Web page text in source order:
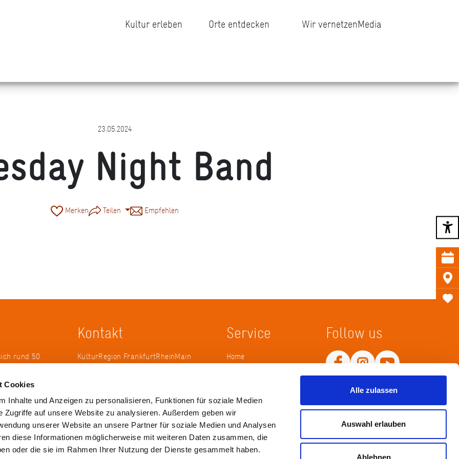
Cookies
Inhalte und Anzeigen zu personalisieren, Funktionen für soziale Medien
Zugriffe auf unsere Website zu analysieren. Außerdem geben wir
unserer Website an unsere Partner für soziale Medien und Analysen
diese Informationen möglicherweise mit weiteren Daten zusammen, die
oder die sie im Rahmen Ihrer Nutzung der Dienste gesammelt haben.
Alle zulassen
Auswahl erlauben
Ablehnen
Kultur erleben Orte entdecken Wir vernetzenMedia
23.05.2024
Night Band
Merken Teilen Empfehlen
rund 50
ihren
zu
Kontakt
KulturRegion FrankfurtRheinMain
Tel.: +49 69 2577-1700
Fax: +49 69 2577-1750
E-Mail: info@krfrm.de
Service
Home
Follow us
Netiquette